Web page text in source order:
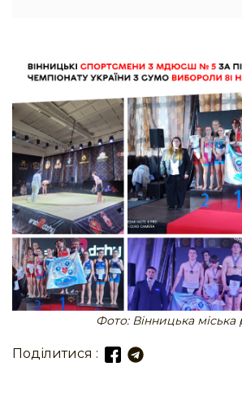
Фото: Вінницька міська
Поділитися :